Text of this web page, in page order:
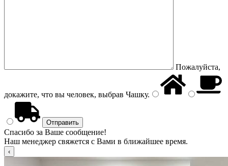
Пожалуйста,
докажите, что вы человек, выбрав Чашку.
Спасибо за Ваше сообщение!
Наш менеджер свяжется с Вами в ближайшее время.